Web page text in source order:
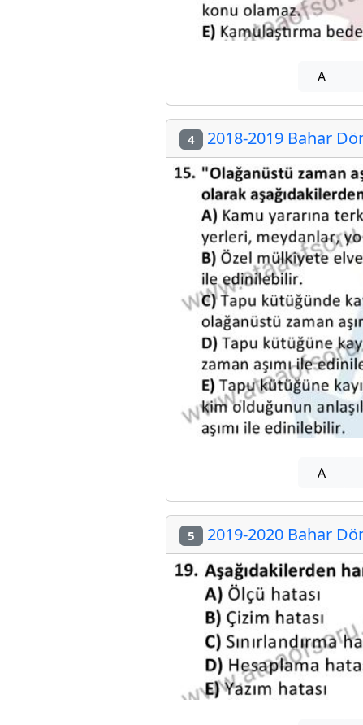
A
4 2018-2019 Bahar
A
5 2019-2020 Bahar